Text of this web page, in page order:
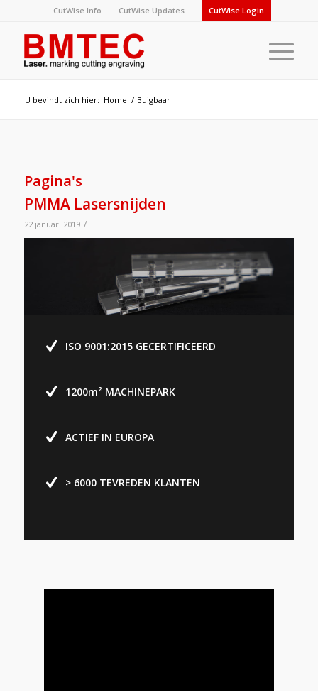
CutWise Info CutWise Updates CutWise Login
U bevindt zich hier: Home / Buigbaar
Pagina's
PMMA Lasersnijden
22 januari 2019 /
ISO 9001:2015 GECERTIFICEERD
1200m² MACHINEPARK
ACTIEF IN EUROPA
> 6000 TEVREDEN KLANTEN